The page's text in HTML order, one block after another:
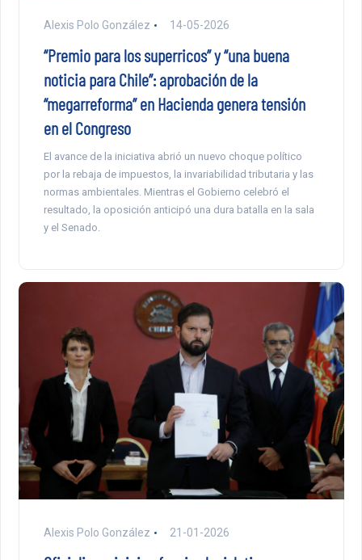
Alexis Polo González 14-05-2026
“Premio para los superricos” y “una buena
noticia para Chile”: aprobación de la
“megarreforma” en Hacienda genera tensión
en el Congreso
El avance de la iniciativa abrió un nuevo choque político
por la rebaja de impuestos, la invariabilidad tributaria y las
normas ambientales. Mientras el Gobierno celebró el
resultado, la oposición anticipó una dura batalla en la sala
y el Senado.
Alexis Polo González 21-01-2026